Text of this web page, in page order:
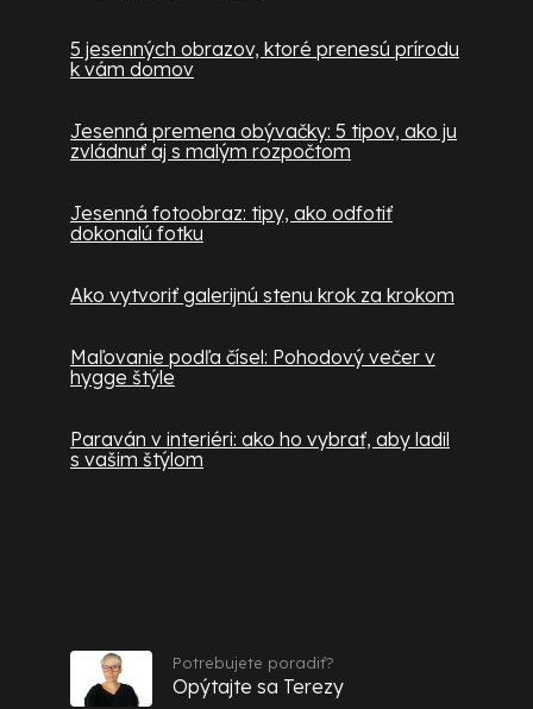
5 jesenných obrazov, ktoré prenesú prírodu
k vám domov
Jesenná premena obývačky: 5 tipov, ako ju
zvládnuť aj s malým rozpočtom
Jesenná fotoobraz: tipy, ako odfotiť
dokonalú fotku
Ako vytvoriť galerijnú stenu krok za krokom
Maľovanie podľa čísel: Pohodový večer v
hygge štýle
Paraván v interiéri: ako ho vybrať, aby ladil
s vašim štýlom
Potrebujete poradiť?
Opýtajte sa Terezy